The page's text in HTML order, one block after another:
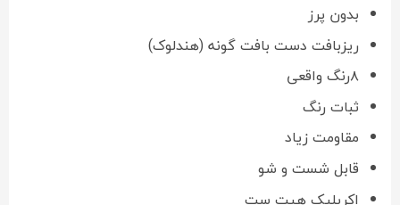
بدون پرز
ریزبافت دست بافت گونه (هندلوک)
۸رنگ واقعی
ثبات رنگ
مقاومت زیاد
قابل شست و شو
اکریلیک هیت ست